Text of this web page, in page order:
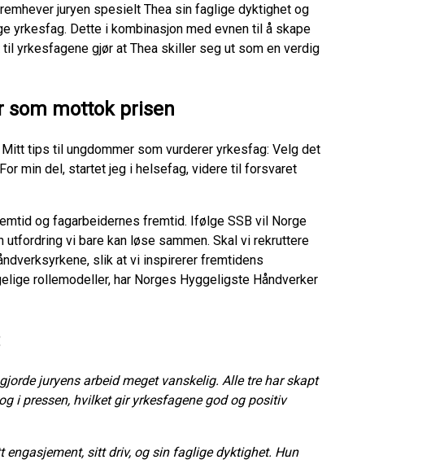
juryen spesielt Thea sin faglige dyktighet og
yrkesfag. Dette i kombinasjon med evnen til å skape
yrkesfagene gjør at Thea skiller seg ut som en verdig
som mottok prisen
tips til ungdommer som vurderer yrkesfag: Velg det
min del, startet jeg i helsefag, videre til forsvaret
og fagarbeidernes fremtid. Ifølge SSB vil Norge
vi bare kan løse sammen. Skal vi rekruttere
slik at vi inspirerer fremtidens
rollemodeller, har Norges Hyggeligste Håndverker
juryens arbeid meget vanskelig. Alle tre har skapt
i pressen, hvilket gir yrkesfagene god og positiv
sitt driv, og sin faglige dyktighet. Hun